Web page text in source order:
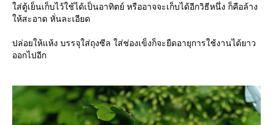
ส่ตู้เย็นเก็บไว้ใช้ได้เป็นอาทิตย์ หรืออาจจะเก็บได้อีกวิธีหนึ่ง ก็คือล้าง
ห้สะอาด หั่นละเอียด
ปล่อยให้แห้ง บรรจุใส่ถุงซีล ใส่ช่องเข็งก็จะยืดอายุการใช้งานได้ยาว
ออกไปอีก